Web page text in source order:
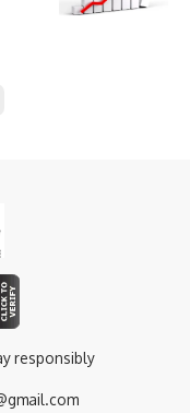
responsibly